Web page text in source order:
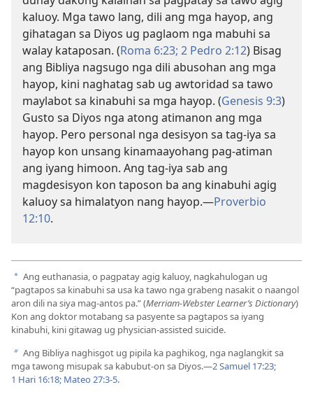
kaluoy. Mga tawo lang, dili ang mga hayop, ang
gihatagan sa Diyos ug paglaom nga mabuhi sa
walay kataposan. (Roma 6:23; 2 Pedro 2:12) Bisag
ang Bibliya nagsugo nga dili abusohan ang mga
hayop, kini naghatag sab ug awtoridad sa tawo
maylabot sa kinabuhi sa mga hayop. (Genesis 9:3)
Gusto sa Diyos nga atong atimanon ang mga
hayop. Pero personal nga desisyon sa tag-iya sa
hayop kon unsang kinamaayohang pag-atiman
ang iyang himoon. Ang tag-iya sab ang
magdesisyon kon taposon ba ang kinabuhi agig
kaluoy sa himalatyon nang hayop.​—Proverbio
12:10.
a Ang euthanasia, o pagpatay agig kaluoy, nagkahulogan ug
“pagtapos sa kinabuhi sa usa ka tawo nga grabeng nasakit o naangol
aron dili na siya mag-antos pa.” (Merriam-Webster Learner’s Dictionary)
Kon ang doktor motabang sa pasyente sa pagtapos sa iyang
kinabuhi, kini gitawag ug physician-assisted suicide.
b Ang Bibliya naghisgot ug pipila ka paghikog, nga naglangkit sa
mga tawong misupak sa kabubut-on sa Diyos.​—2 Samuel 17:23;
1 Hari 16:18; Mateo 27:3-5.